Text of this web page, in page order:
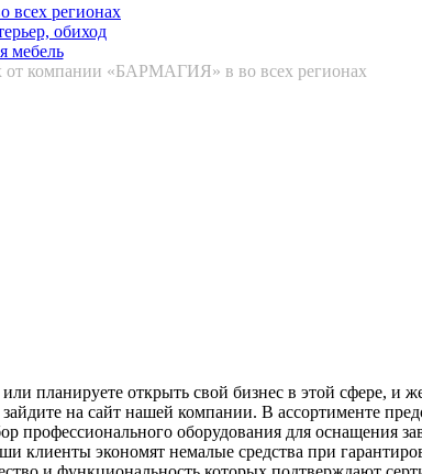
всех регионах
обиход
мебель
от компании «БАРМАГИЯ» в во всех регионах
планируете открыть свой бизнес в этой сфере, и
на сайт нашей компании. В ассортименте
оборудования для оснащения
клиенты экономят немалые средства при